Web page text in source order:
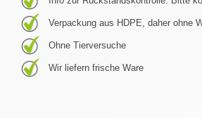
Verpackung aus HDPE, daher ohne
Ohne Tierversuche
Wir liefern frische Ware